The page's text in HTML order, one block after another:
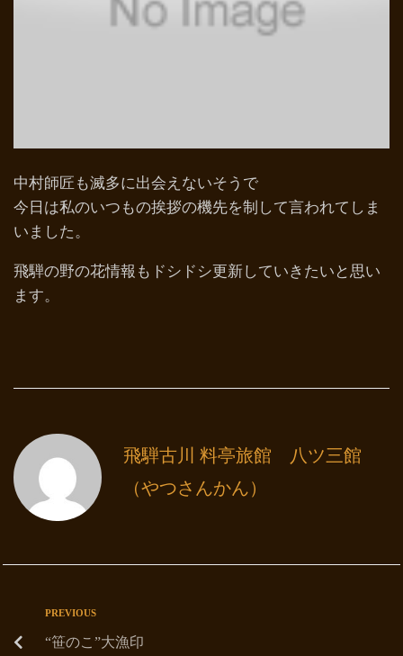
中村師匠も滅多に出会えないそうで
今日は私のいつもの挨拶の機先を制して言われてしま
いました。
飛騨の野の花情報もドシドシ更新していきたいと思い
ます。
飛騨古川 料亭旅館 八ツ三館
（やつさんかん）
PREVIOUS
“笹のこ”大漁印